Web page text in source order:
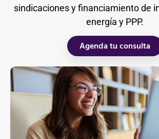
sindicaciones y financiamiento de
energía y PPP.
Agenda tu consulta